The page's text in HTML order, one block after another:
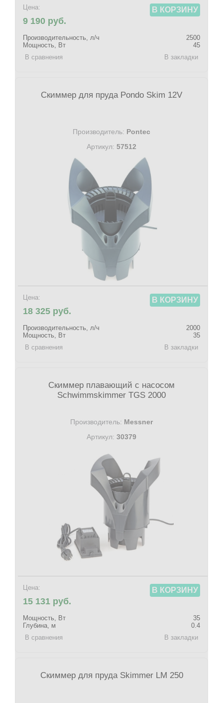
Цена:
9 190 руб.
В КОРЗИНУ
Производительность, л/ч
2500
Мощность, Вт
45
В сравнения
В закладки
Скиммер для пруда Pondo Skim 12V
Производитель: Pontec
Артикул: 57512
Цена:
18 325 руб.
В КОРЗИНУ
Производительность, л/ч
2000
Мощность, Вт
35
В сравнения
В закладки
Скиммер плавающий с насосом
Schwimmskimmer TGS 2000
Производитель: Messner
Артикул: 30379
Цена:
15 131 руб.
В КОРЗИНУ
Мощность, Вт
35
Глубина, м
0.4
В сравнения
В закладки
Скиммер для пруда Skimmer LM 250